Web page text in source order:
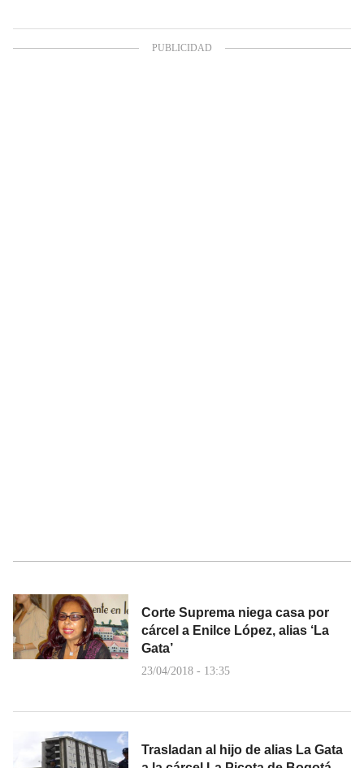
Corte Suprema niega casa por
cárcel a Enilce López, alias ‘La
Gata’
23/04/2018 - 13:35
Trasladan al hijo de alias La Gata